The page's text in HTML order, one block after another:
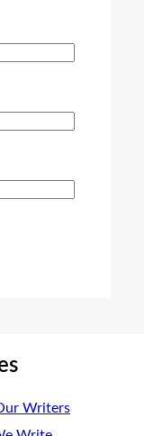
Writers